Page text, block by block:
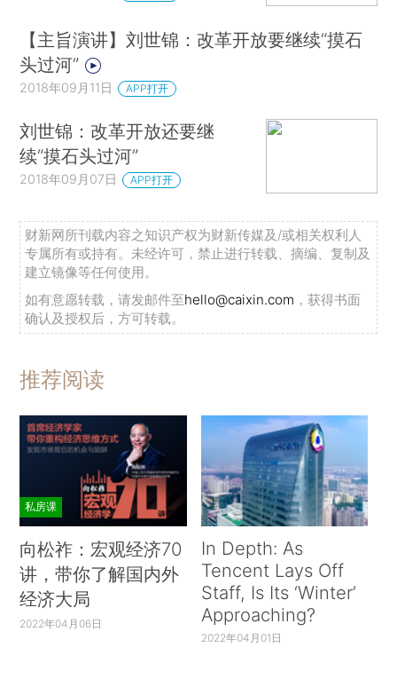
【主旨演讲】刘世锦：改革开放要继续“摸石
头过河”
2018年09月11日 APP打开
刘世锦：改革开放还要继
续“摸石头过河”
2018年09月07日 APP打开
财新网所刊载内容之知识产权为财新传媒及/或相关权利人
专属所有或持有。未经许可，禁止进行转载、摘编、复制及
建立镜像等任何使用。
如有意愿转载，请发邮件至hello@caixin.com ，获得书面
确认及授权后，方可转载。
推荐阅读
私房课
向松祚：宏观经济70
讲，带你了解国内外
经济大局
2022年04月06日
In Depth: As
Tencent Lays Off
Staff, Is Its ‘Winter’
Approaching?
2022年04月01日